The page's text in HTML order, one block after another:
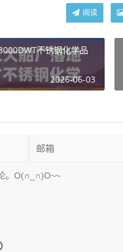
阅读
不锈钢化学品
2026-06-03